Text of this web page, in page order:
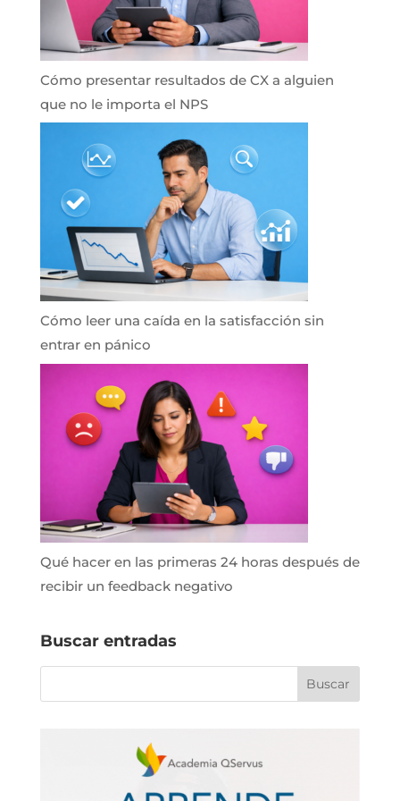
Cómo presentar resultados de CX a alguien
que no le importa el NPS
Cómo leer una caída en la satisfacción sin
entrar en pánico
Qué hacer en las primeras 24 horas después de
recibir un feedback negativo
Buscar entradas